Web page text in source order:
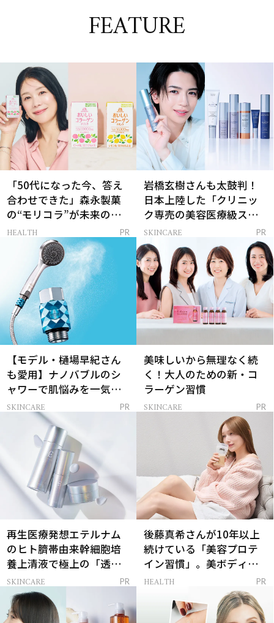
FEATURE
「50代になった今、答え
合わせできた」森永製菓
の“モリコラ”が未来のキ
レイを連れてくる！
HEALTH PR
岩橋玄樹さんも太鼓判！
日本上陸した「クリニッ
ク専売の美容医療級スキ
ンケア」
SKINCARE PR
【モデル・樋場早紀さん
も愛用】ナノバブルのシ
ャワーで肌悩みを一気に
解決
SKINCARE PR
美味しいから無理なく続
く！大人のための新・コ
ラーゲン習慣
SKINCARE PR
再生医療発想エテルナム
のヒト臍帯由来幹細胞培
養上清液で極上の「透明
感ハリ肌」へ
SKINCARE PR
後藤真希さんが10年以上
続けている「美容プロテ
イン習慣」。美ボディを
支える朝ルーティンと
HEALTH PR